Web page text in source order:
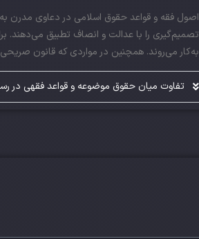
اصول فقه و قواعد حقوق اسلامی در دعاوی مدرن
تصمیم‌گیری را با عدالت و انصاف تطبیق می‌دهند.
به‌کار می‌روند. همچنین در مواردی که قانون صریحی
تفاوت میان حقوق موضوعه و قواعد فقهی در